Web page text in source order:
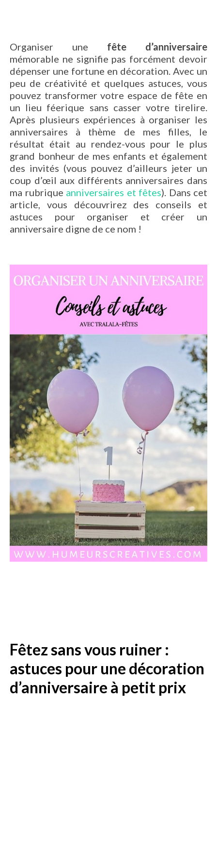
Organiser une fête d’anniversaire
mémorable ne signifie pas forcément devoir
dépenser une fortune en décoration. Avec un
peu de créativité et quelques astuces, vous
pouvez transformer votre espace de fête en
un lieu féerique sans casser votre tirelire.
Après plusieurs expériences à organiser les
anniversaires à thème de mes filles, le
résultat était au rendez-vous pour le plus
grand bonheur de mes enfants et également
des invités (vous pouvez d’ailleurs jeter un
coup d’œil aux différents anniversaires dans
ma rubrique anniversaires et fêtes). Dans cet
article, vous découvrirez des conseils et
astuces pour organiser et créer un
anniversaire digne de ce nom !
Fêtez sans vous ruiner :
astuces pour une décoration
d’anniversaire à petit prix